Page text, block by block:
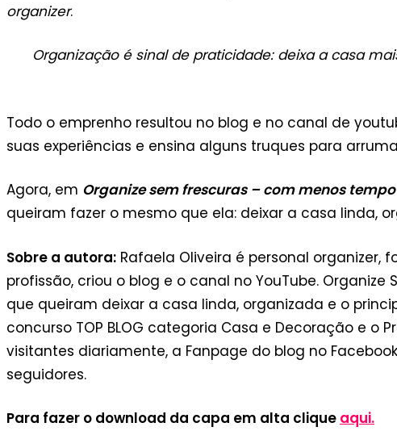
organizer.
Organização é sinal de praticidade: deixa a casa
Todo o emprenho resultou no blog e no canal de
suas experiências e ensina alguns truques para
Agora, em Organize sem frescuras – com menos
queiram fazer o mesmo que ela: deixar a casa linda,
Sobre a autora: Rafaela Oliveira é personal organizer,
profissão, criou o blog e o canal no YouTube.
que queiram deixar a casa linda, organizada e o
concurso TOP BLOG categoria Casa e Decoração e o
visitantes diariamente, a Fanpage do blog no
seguidores.
Para fazer o download da capa em alta clique aqui.